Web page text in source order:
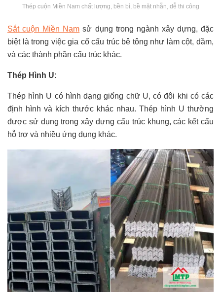
Thép cuộn Miền Nam chất lượng, bền bỉ, bề mặt nhẵn, dễ thi công
Sắt cuộn Miền Nam sử dụng trong ngành xây dựng, đặc
biệt là trong việc gia cố cấu trúc bê tông như làm cột, dầm,
và các thành phần cấu trúc khác.
Thép Hình U:
Thép hình U có hình dạng giống chữ U, có đôi khi có các
định hình và kích thước khác nhau. Thép hình U thường
được sử dụng trong xây dựng cấu trúc khung, các kết cấu
hỗ trợ và nhiều ứng dụng khác.